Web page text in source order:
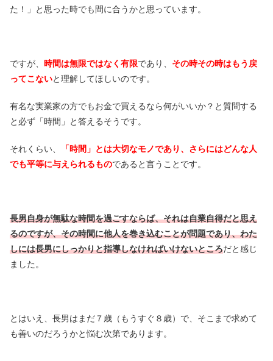
た！」と思った時でも間に合うかと思っています。
ですが、 時間は無限ではなく有限であり、 その時その時はもう戻
ってこないと理解してほしいのです。
有名な実業家の方でもお金で買えるなら何がいいか？と質問する
と必ず「時間」と答えるそうです。
それくらい、
「時間」とは大切なモノであり、さらにはどんな人
でも平等に与えられるものであると言うことです。
長男自身が無駄な時間を過ごすならば、それは自業自得だと思え
るのですが、その時間に他人を巻き込むことが問題であり、わた
しには長男にしっかりと指導しなければいけないところだと感じ
ました。
とはいえ、長男はまだ７歳（もうすぐ８歳）で、そこまで求めて
も善いのだろうかと悩む次第であります。